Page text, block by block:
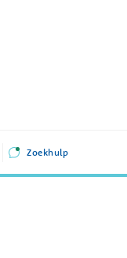
Zoekhulp